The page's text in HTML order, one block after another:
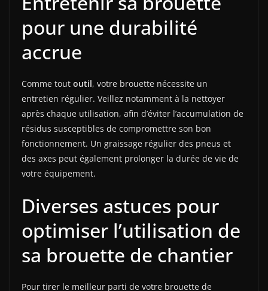
pour une durabilité
accrue
Comme tout outil, votre brouette nécessite un
entretien régulier. Veillez notamment à la nettoyer
après chaque utilisation, afin d’éviter l’accumulation de
résidus susceptibles de compromettre son bon
fonctionnement. Un graissage régulier des pneus et
des axes peut également prolonger la durée de vie de
votre équipement.
Diverses astuces pour
optimiser l’utilisation de
sa brouette de chantier
Pour tirer le meilleur parti de votre brouette de